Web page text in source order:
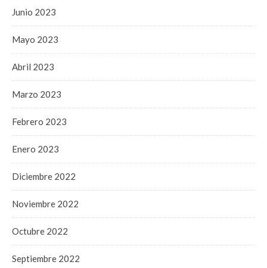
Junio 2023
Mayo 2023
Abril 2023
Marzo 2023
Febrero 2023
Enero 2023
Diciembre 2022
Noviembre 2022
Octubre 2022
Septiembre 2022